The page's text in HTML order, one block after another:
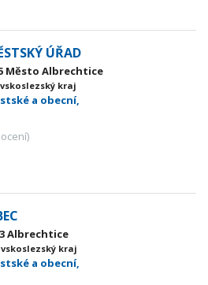
ÚŘAD
Město Albrechtice
kraj
a obecní,
Albrechtice
kraj
a obecní,